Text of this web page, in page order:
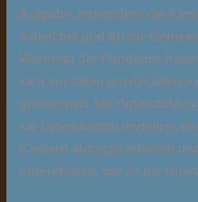
Aufgabe, besonders die
Arbeit mit und für die
Während der Pandemie
sich vor allem um die
gekümmert. Mit
sie Lebensmittel verteilen,
Kindern aufrecht erhalten
unterstützen, wie es die